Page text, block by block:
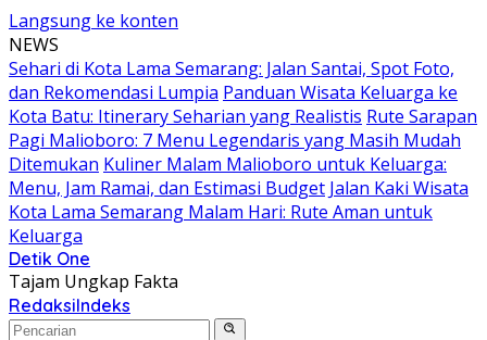
Langsung ke konten
NEWS
Sehari di Kota Lama Semarang: Jalan Santai, Spot Foto,
dan Rekomendasi Lumpia Panduan Wisata Keluarga ke
Kota Batu: Itinerary Seharian yang Realistis Rute Sarapan
Pagi Malioboro: 7 Menu Legendaris yang Masih Mudah
Ditemukan Kuliner Malam Malioboro untuk Keluarga:
Menu, Jam Ramai, dan Estimasi Budget Jalan Kaki Wisata
Kota Lama Semarang Malam Hari: Rute Aman untuk
Keluarga
Detik One
Tajam Ungkap Fakta
RedaksiIndeks